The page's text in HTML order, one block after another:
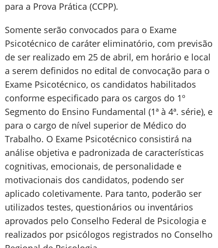
para a Prova Prática (CCPP).
Somente serão convocados para o Exame
Psicotécnico de caráter eliminatório, com previsão
de ser realizado em 25 de abril, em horário e local
a serem definidos no edital de convocação para o
Exame Psicotécnico, os candidatos habilitados
conforme especificado para os cargos do 1º
Segmento do Ensino Fundamental (1ª à 4ª. série), e
para o cargo de nível superior de Médico do
Trabalho. O Exame Psicotécnico consistirá na
análise objetiva e padronizada de características
cognitivas, emocionais, de personalidade e
motivacionais dos candidatos, podendo ser
aplicado coletivamente. Para tanto, poderão ser
utilizados testes, questionários ou inventários
aprovados pelo Conselho Federal de Psicologia e
realizados por psicólogos registrados no Conselho